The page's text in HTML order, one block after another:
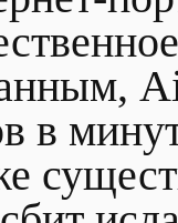
в